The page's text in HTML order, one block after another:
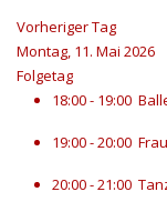
Vorheriger Tag
Montag, 11. Mai 2026
Folgetag
18:00 - 19:00
19:00 - 20:00
20:00 - 21:00